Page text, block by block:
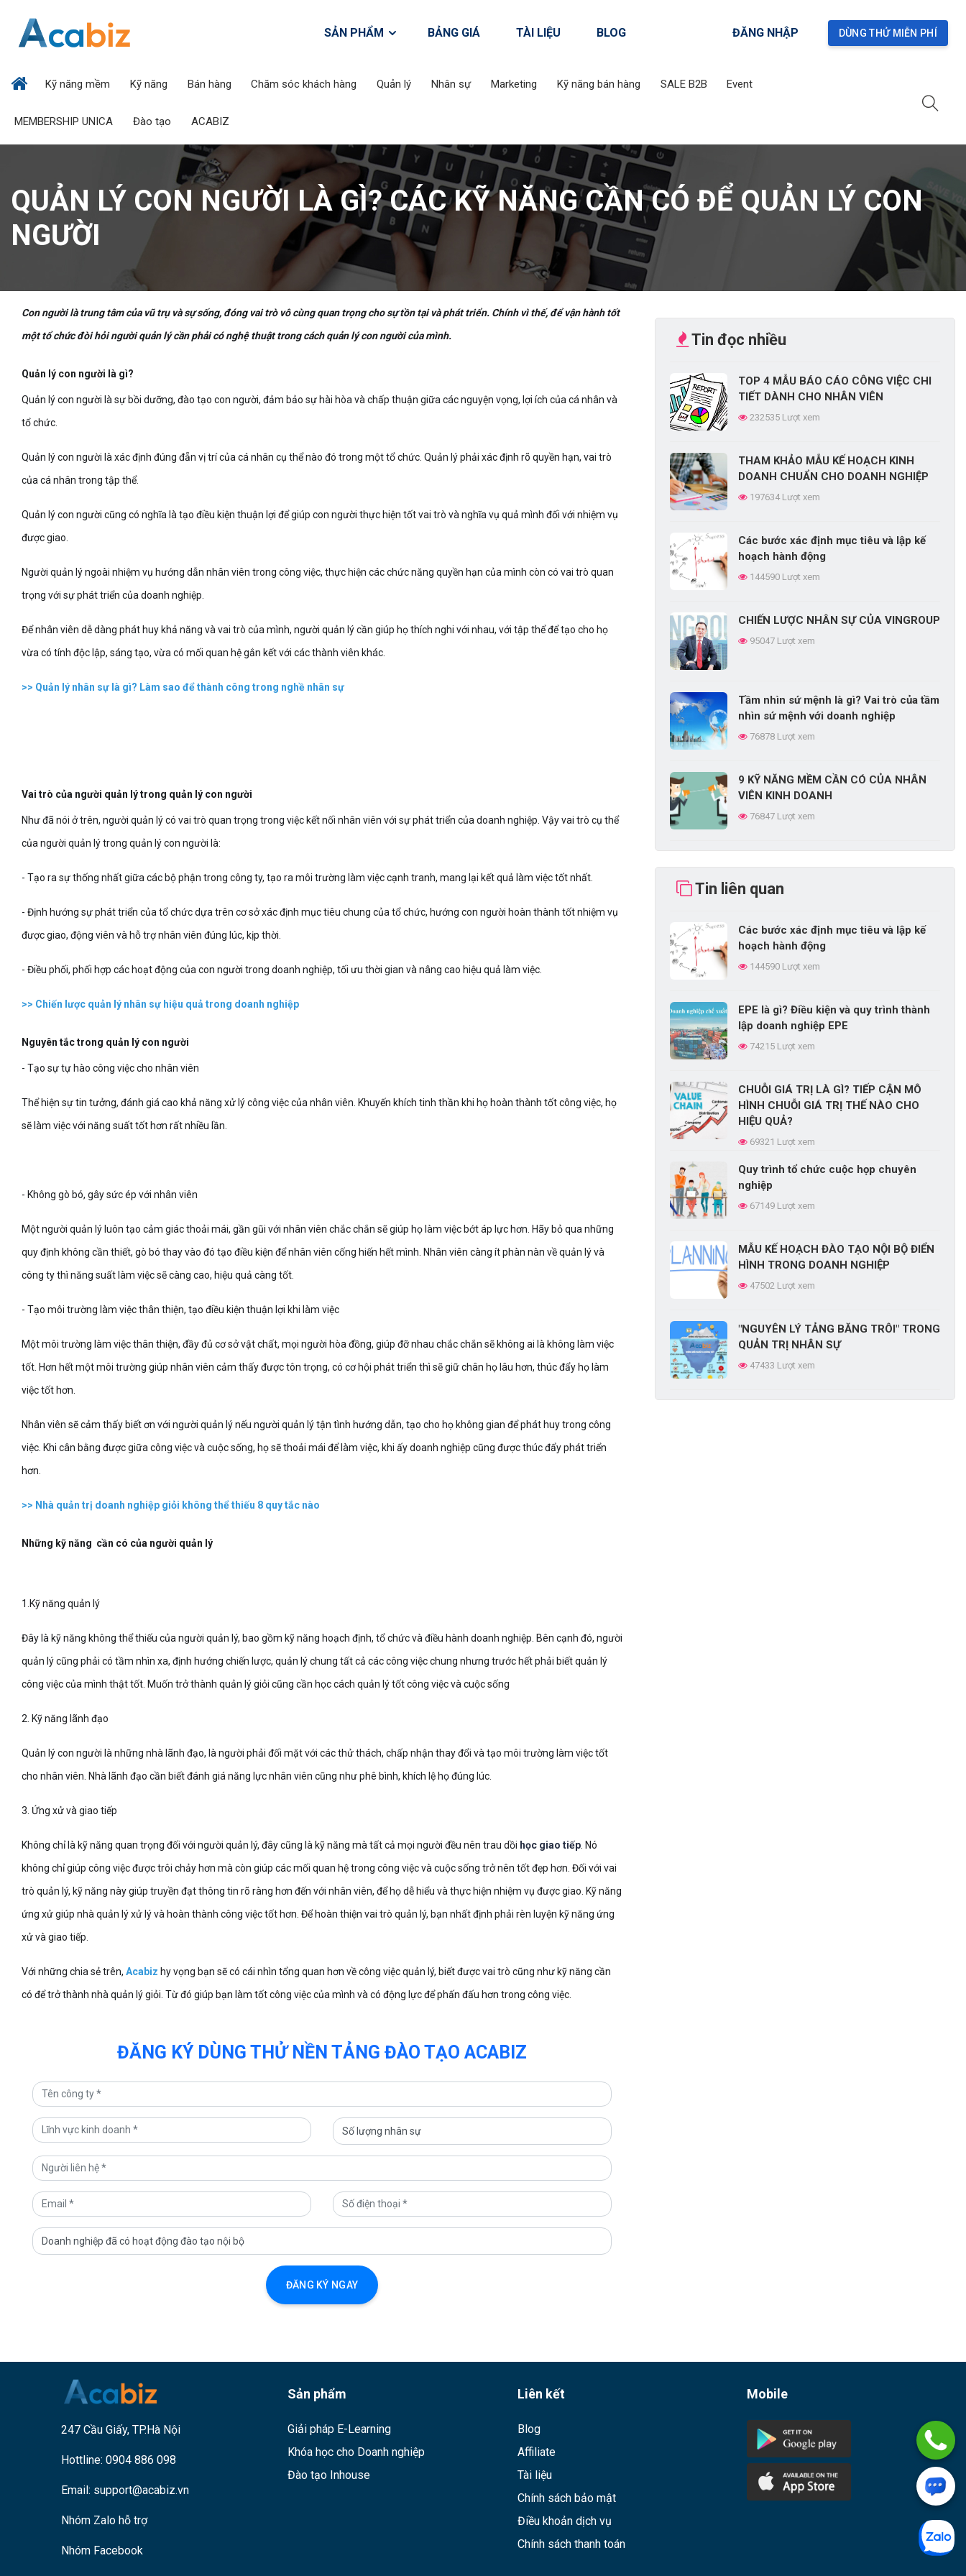
SẢN PHẨM BẢNG GIÁ TÀI LIỆU BLOG ĐĂNG NHẬP DÙNG THỬ MIỄN PHÍ
Kỹ năng mềm Kỹ năng Bán hàng Chăm sóc khách hàng Quản lý Nhân sự Marketing Kỹ năng bán hàng SALE B2B Event
MEMBERSHIP UNICA Đào tạo ACABIZ
QUẢN LÝ CON NGƯỜI LÀ GÌ? CÁC KỸ NĂNG CẦN CÓ ĐỂ QUẢN LÝ CON
NGƯỜI
Con người là trung tâm của vũ trụ và sự sống, đóng vai trò vô cùng quan trọng cho sự tồn tại và phát triển. Chính vì thế, để vận hành tốt
một tổ chức đòi hỏi người quản lý cần phải có nghệ thuật trong cách quản lý con người của mình.
Quản lý con người là gì?
Quản lý con người là sự bồi dưỡng, đào tạo con người, đảm bảo sự hài hòa và chấp thuận giữa các nguyện vọng, lợi ích của cá nhân và
tổ chức.
Quản lý con người là xác định đúng đẵn vị trí của cá nhân cụ thể nào đó trong một tổ chức. Quản lý phải xác định rõ quyền hạn, vai trò
của cá nhân trong tập thể.
Quản lý con người cũng có nghĩa là tạo điều kiện thuận lợi để giúp con người thực hiện tốt vai trò và nghĩa vụ quả mình đối với nhiệm vụ
được giao.
Người quản lý ngoài nhiệm vụ hướng dẫn nhân viên trong công việc, thực hiện các chức năng quyền hạn của mình còn có vai trò quan
trọng với sự phát triển của doanh nghiệp.
Để nhân viên dễ dàng phát huy khả năng và vai trò của mình, người quản lý cần giúp họ thích nghi với nhau, với tập thể để tạo cho họ
vừa có tính độc lập, sáng tạo, vừa có mối quan hệ gắn kết với các thành viên khác.
>> Quản lý nhân sự là gì? Làm sao để thành công trong nghề nhân sự
Vai trò của người quản lý trong quản lý con người
Như đã nói ở trên, người quản lý có vai trò quan trọng trong việc kết nối nhân viên với sự phát triển của doanh nghiệp. Vậy vai trò cụ thể
của người quản lý trong quản lý con người là:
- Tạo ra sự thống nhất giữa các bộ phận trong công ty, tạo ra môi trường làm việc cạnh tranh, mang lại kết quả làm việc tốt nhất.
- Định hướng sự phát triển của tổ chức dựa trên cơ sở xác định mục tiêu chung của tổ chức, hướng con người hoàn thành tốt nhiệm vụ
được giao, động viên và hỗ trợ nhân viên đúng lúc, kịp thời.
- Điều phối, phối hợp các hoạt động của con người trong doanh nghiệp, tối ưu thời gian và nâng cao hiệu quả làm việc.
>> Chiến lược quản lý nhân sự hiệu quả trong doanh nghiệp
Nguyên tắc trong quản lý con người
- Tạo sự tự hào công việc cho nhân viên
Thể hiện sự tin tưởng, đánh giá cao khả năng xử lý công việc của nhân viên. Khuyến khích tinh thần khi họ hoàn thành tốt công việc, họ
sẽ làm việc với năng suất tốt hơn rất nhiều lần.
- Không gò bó, gây sức ép với nhân viên
Một người quản lý luôn tạo cảm giác thoải mái, gần gũi với nhân viên chắc chắn sẽ giúp họ làm việc bớt áp lực hơn. Hãy bỏ qua những
quy định không cần thiết, gò bó thay vào đó tạo điều kiện để nhân viên cống hiến hết mình. Nhân viên càng ít phàn nàn về quản lý và
công ty thì năng suất làm việc sẽ càng cao, hiệu quả càng tốt.
- Tạo môi trường làm việc thân thiện, tạo điều kiện thuận lợi khi làm việc
Một môi trường làm việc thân thiện, đầy đủ cơ sở vật chất, mọi người hòa đồng, giúp đỡ nhau chắc chắn sẽ không ai là không làm việc
tốt. Hơn hết một môi trường giúp nhân viên cảm thấy được tôn trọng, có cơ hội phát triển thì sẽ giữ chân họ lâu hơn, thúc đẩy họ làm
việc tốt hơn.
Nhân viên sẽ cảm thấy biết ơn với người quản lý nếu người quản lý tận tình hướng dẫn, tạo cho họ không gian để phát huy trong công
việc. Khi cân bằng được giữa công việc và cuộc sống, họ sẽ thoải mái để làm việc, khi ấy doanh nghiệp cũng được thúc đẩy phát triển
hơn.
>> Nhà quản trị doanh nghiệp giỏi không thể thiếu 8 quy tắc nào
Những kỹ năng cần có của người quản lý
1.Kỹ năng quản lý
Đây là kỹ năng không thể thiếu của người quản lý, bao gồm kỹ năng hoạch định, tổ chức và điều hành doanh nghiệp. Bên cạnh đó, người
quản lý cũng phải có tầm nhìn xa, định hướng chiến lược, quản lý chung tất cả các công việc chung nhưng trước hết phải biết quản lý
công việc của mình thật tốt. Muốn trở thành quản lý giỏi cũng cần học cách quản lý tốt công việc và cuộc sống
2. Kỹ năng lãnh đạo
Quản lý con người là những nhà lãnh đạo, là người phải đối mặt với các thử thách, chấp nhận thay đổi và tạo môi trường làm việc tốt
cho nhân viên. Nhà lãnh đạo cần biết đánh giá năng lực nhân viên cũng như phê bình, khích lệ họ đúng lúc.
3. Ứng xử và giao tiếp
Không chỉ là kỹ năng quan trọng đối với người quản lý, đây cũng là kỹ năng mà tất cả mọi người đều nên trau dồi học giao tiếp . Nó
không chỉ giúp công việc được trôi chảy hơn mà còn giúp các mối quan hệ trong công việc và cuộc sống trở nên tốt đẹp hơn. Đối với vai
trò quản lý, kỹ năng này giúp truyền đạt thông tin rõ ràng hơn đến với nhân viên, để họ dễ hiểu và thực hiện nhiệm vụ được giao. Kỹ năng
ứng xử giúp nhà quản lý xử lý và hoàn thành công việc tốt hơn. Để hoàn thiện vai trò quản lý, bạn nhất định phải rèn luyện kỹ năng ứng
xử và giao tiếp.
Với những chia sẻ trên, Acabiz hy vọng bạn sẽ có cái nhìn tổng quan hơn về công việc quản lý, biết được vai trò cũng như kỹ năng cần
có để trở thành nhà quản lý giỏi. Từ đó giúp bạn làm tốt công việc của mình và có động lực để phấn đấu hơn trong công việc.
Tin đọc nhiều
TOP 4 MẪU BÁO CÁO CÔNG VIỆC CHI
TIẾT DÀNH CHO NHÂN VIÊN
232535 Lượt xem
THAM KHẢO MẪU KẾ HOẠCH KINH
DOANH CHUẨN CHO DOANH NGHIỆP
197634 Lượt xem
Các bước xác định mục tiêu và lập kế
hoạch hành động
144590 Lượt xem
CHIẾN LƯỢC NHÂN SỰ CỦA VINGROUP
95047 Lượt xem
Tầm nhìn sứ mệnh là gì? Vai trò của tầm
nhìn sứ mệnh với doanh nghiệp
76878 Lượt xem
9 KỸ NĂNG MỀM CẦN CÓ CỦA NHÂN
VIÊN KINH DOANH
76847 Lượt xem
74409 Lượt xem
EPE là gì? Điều kiện và quy trình thành
lập doanh nghiệp EPE
CHUỖI GIÁ TRỊ LÀ GÌ? TIẾP CẬN MÔ
HÌNH CHUỖI GIÁ TRỊ THẾ NÀO CHO
HIỆU QUẢ?
Xây dựng kế hoạch đào tạo nhân viên
trong doanh nghiệp
Quy trình tổ chức cuộc họp chuyên
nghiệp
ĐƯỜNG CONG LÃNG QUÊN
Tin liên quan
Các bước xác định mục tiêu và lập kế
hoạch hành động
144590 Lượt xem
EPE là gì? Điều kiện và quy trình thành
lập doanh nghiệp EPE
74215 Lượt xem
CHUỖI GIÁ TRỊ LÀ GÌ? TIẾP CẬN MÔ
HÌNH CHUỖI GIÁ TRỊ THẾ NÀO CHO
HIỆU QUẢ?
69321 Lượt xem
Quy trình tổ chức cuộc họp chuyên
nghiệp
67149 Lượt xem
MẪU KẾ HOẠCH ĐÀO TẠO NỘI BỘ ĐIỂN
HÌNH TRONG DOANH NGHIỆP
47502 Lượt xem
"NGUYÊN LÝ TẢNG BĂNG TRÔI" TRONG
QUẢN TRỊ NHÂN SỰ
47433 Lượt xem
ĐĂNG KÝ DÙNG THỬ NỀN TẢNG ĐÀO TẠO ACABIZ
ĐĂNG KÝ NGAY
247 Cầu Giấy, TP.Hà Nội
Hottline: 0904 886 098
Email: support@acabiz.vn
Nhóm Zalo hỗ trợ
Nhóm Facebook
Sản phẩm
Giải pháp E-Learning
Khóa học cho Doanh nghiệp
Đào tạo Inhouse
Liên kết
Blog
Affiliate
Tài liệu
Chính sách bảo mật
Điều khoản dịch vụ
Chính sách thanh toán
Mobile